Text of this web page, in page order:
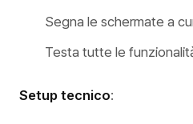
Segna le schermate a
Testa tutte le
Setup tecnico: